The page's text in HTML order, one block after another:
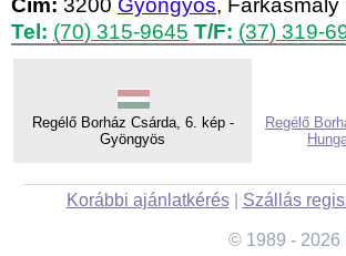
Cím: 3200 Gyöngyös, Farkasmály
Tel: (70) 315-9645 T/F: (37) 319-
Regélő Borház Csárda, 6. kép -
Gyöngyös
Regélő
Korábbi ajánlatkérés| Szállás
© 1989 - 2026